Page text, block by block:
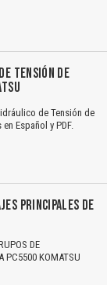
TENSIÓN DE
de Tensión de
Español y PDF.
PRINCIPALES DE
DE
PC5500 KOMATSU